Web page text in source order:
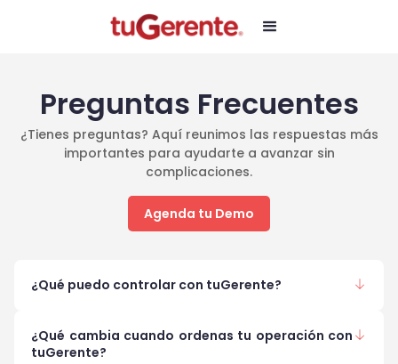
Preguntas Frecuentes
¿Tienes preguntas? Aquí reunimos las respuestas más
importantes para ayudarte a avanzar sin
complicaciones.
Agenda tu Demo
¿Qué puedo controlar con tuGerente?
¿Qué cambia cuando ordenas tu operación con
tuGerente?